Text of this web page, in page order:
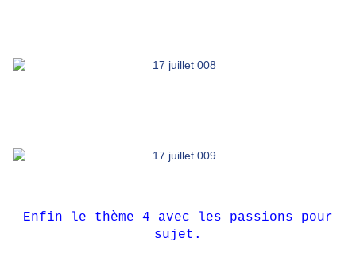
Enfin le thème 4 avec les passions pour
sujet.